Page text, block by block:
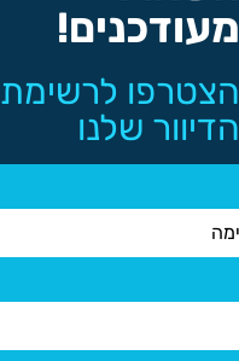
מעודכנים!
הצטרפו לרשימת
הדיוור שלנו